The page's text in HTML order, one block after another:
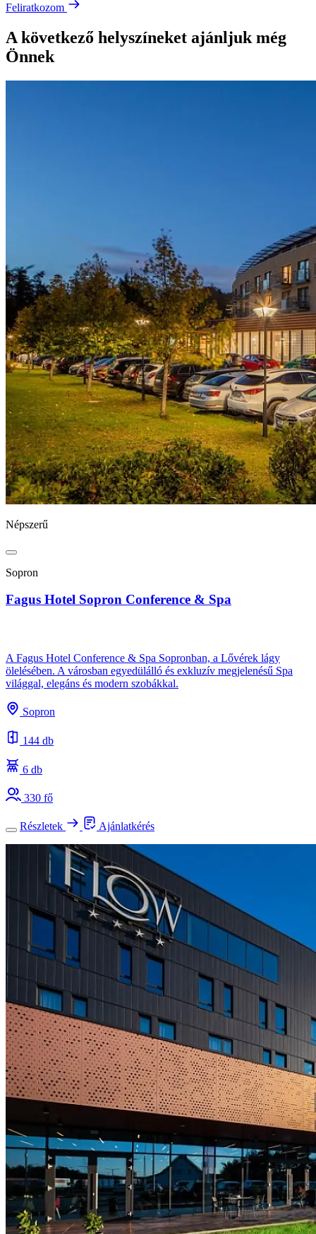
Feliratkozom
A következő helyszíneket ajánljuk még
Önnek
Népszerű
Sopron
Fagus Hotel Sopron Conference & Spa
A Fagus Hotel Conference & Spa Sopronban, a Lővérek lágy
ölelésében. A városban egyedülálló és exkluzív megjelenésű Spa
világgal, elegáns és modern szobákkal.
Sopron
144 db
6 db
330 fő
Részletek Ajánlatkérés